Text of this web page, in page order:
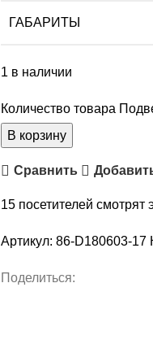
ГАБАРИТЫ
1 в наличии
Количество товара
В корзину
Сравнить
15 посетителей смотрят
Артикул: 86-D180603-17
Поделиться: